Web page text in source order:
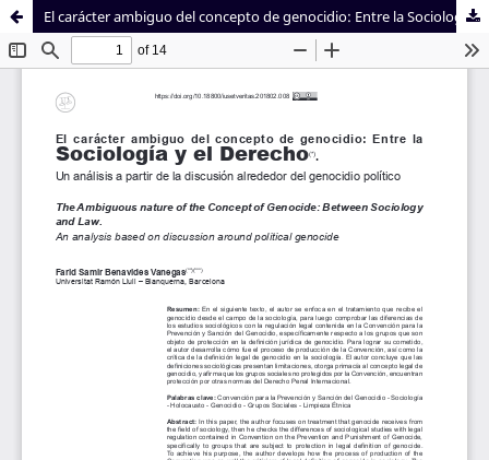
Sistema de
Bibliotecas
Facultad de
Derecho
El carácter ambiguo del concepto de genocidio: Entre la Sociología y el Derecho. Un análisis a partir de la discusión alrededor del genocidio político